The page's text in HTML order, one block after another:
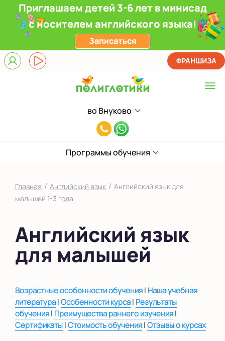
Приглашаем детей 3-6 лет в минисад
с носителем английского языка!
Записаться
во Внуково
Выберите центр
Верхние Лихоборы
ЖК Прокшино
Фили
в Южном Бутово
во Внуково
на Домодедовской
на Коломенской
8(991)949-
55
ФРАНШИЗА
Программы обучения
Главная / Английский язык / Английский язык для
малышей 1-3 года
Английский язык
для малышей
Возрастные особенности обучения| Наша учебная
литература|Особенности курса| Результаты
обучения| Преимущества раннего изучения|
Сертификаты|Стоимость обучения|Отзывы о курсах